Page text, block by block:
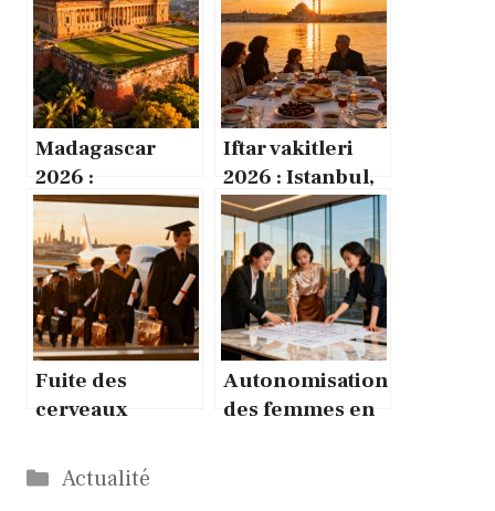
Madagascar
2026 :
Randrianirina
dissout le
gouvernement
sous pression
Iftar vakitleri
2026 : Istanbul,
Ankara et Izmir
au crépuscule
du Ramadan
Fuite des
cerveaux
l’Europe :
causes et
Autonomisation
des femmes en
Catégories
Actualité